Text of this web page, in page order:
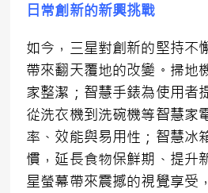
日常創新的新興挑戰
如今，三星對創新的堅持不
帶來翻天覆地的改變。掃地
家整潔；智慧手錶為使用者
從洗衣機到洗碗機等智慧家
率、效能與易用性；智慧冰
慣，延長食物保鮮期、提升
星螢幕帶來震撼的視覺享受